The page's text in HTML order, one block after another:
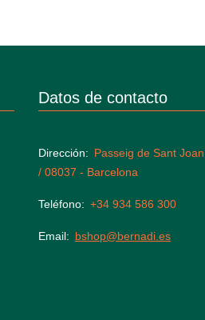
Datos de contacto
Dirección
Passeig de Sant
/ 08037 - Barcelona
Teléfono +34 934 586 300
Email bshop@bernadi.es